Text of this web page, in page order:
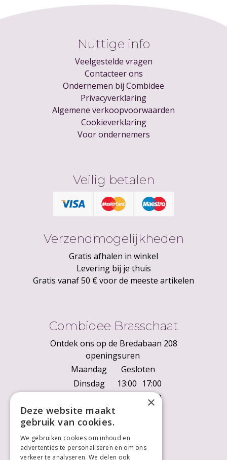
Nuttige info
Veelgestelde vragen
Contacteer ons
Ondernemen bij Combidee
Privacyverklaring
Algemene verkoopvoorwaarden
Cookieverklaring
Voor ondernemers
Veilig betalen
Verzendmogelijkheden
Gratis afhalen in winkel
Levering bij je thuis
Gratis vanaf 50 € voor de meeste artikelen
Combidee Brasschaat
Ontdek ons op de Bredabaan 208
openingsuren
Maandag
Gesloten
Dinsdag
13:00 17:00
18:00
Donderdag
Vrijdag
Zaterdag
10:00
Zondag
Gesloten
×
Deze website maakt
gebruik van cookies.
We gebruiken cookies om inhoud en
advertenties te personaliseren en om ons
verkeer te analyseren. We delen ook